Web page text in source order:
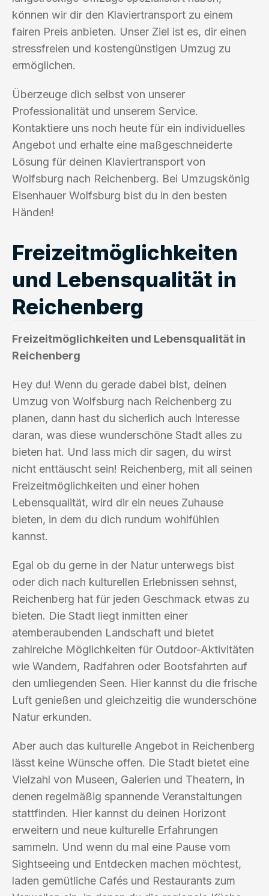
können wir dir den Klaviertransport zu einem
fairen Preis anbieten. Unser Ziel ist es, dir einen
stressfreien und kostengünstigen Umzug zu
ermöglichen.
Überzeuge dich selbst von unserer
Professionalität und unserem Service.
Kontaktiere uns noch heute für ein individuelles
Angebot und erhalte eine maßgeschneiderte
Lösung für deinen Klaviertransport von
Wolfsburg nach Reichenberg. Bei Umzugskönig
Eisenhauer Wolfsburg bist du in den besten
Händen!
Freizeitmöglichkeiten
und Lebensqualität in
Reichenberg
Freizeitmöglichkeiten und Lebensqualität in
Reichenberg
Hey du! Wenn du gerade dabei bist, deinen
Umzug von Wolfsburg nach Reichenberg zu
planen, dann hast du sicherlich auch Interesse
daran, was diese wunderschöne Stadt alles zu
bieten hat. Und lass mich dir sagen, du wirst
nicht enttäuscht sein! Reichenberg, mit all seinen
Freizeitmöglichkeiten und einer hohen
Lebensqualität, wird dir ein neues Zuhause
bieten, in dem du dich rundum wohlfühlen
kannst.
Egal ob du gerne in der Natur unterwegs bist
oder dich nach kulturellen Erlebnissen sehnst,
Reichenberg hat für jeden Geschmack etwas zu
bieten. Die Stadt liegt inmitten einer
atemberaubenden Landschaft und bietet
zahlreiche Möglichkeiten für Outdoor-Aktivitäten
wie Wandern, Radfahren oder Bootsfahrten auf
den umliegenden Seen. Hier kannst du die frische
Luft genießen und gleichzeitig die wunderschöne
Natur erkunden.
Aber auch das kulturelle Angebot in Reichenberg
lässt keine Wünsche offen. Die Stadt bietet eine
Vielzahl von Museen, Galerien und Theatern, in
denen regelmäßig spannende Veranstaltungen
stattfinden. Hier kannst du deinen Horizont
erweitern und neue kulturelle Erfahrungen
sammeln. Und wenn du mal eine Pause vom
Sightseeing und Entdecken machen möchtest,
laden gemütliche Cafés und Restaurants zum